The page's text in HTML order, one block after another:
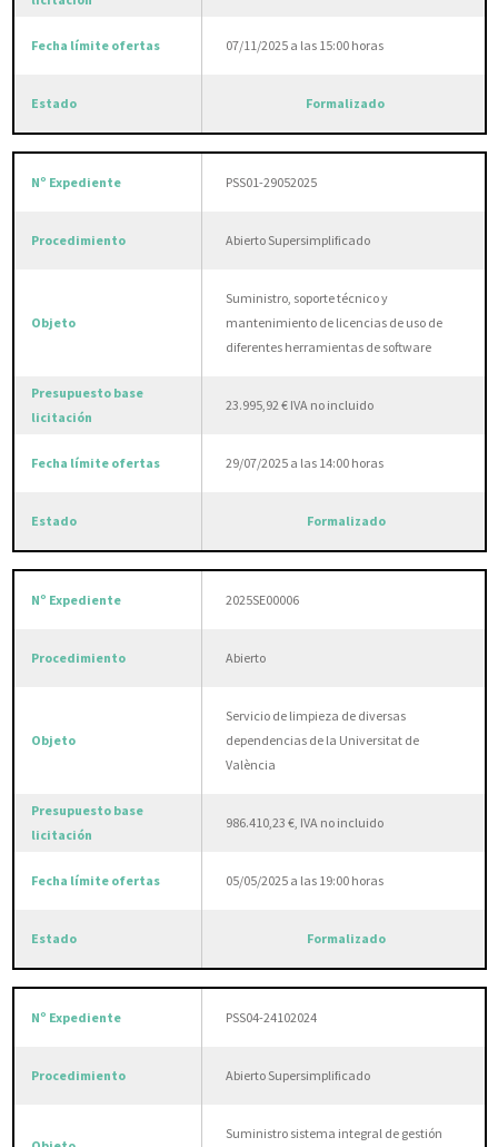
07/11/2025 a las 15:00 horas
Formalizado
PSS01-29052025
Abierto Supersimplificado
Suministro, soporte técnico y
mantenimiento de licencias de uso de
diferentes herramientas de software
23.995,92 € IVA no incluido
29/07/2025 a las 14:00 horas
Formalizado
2025SE00006
Abierto
Servicio de limpieza de diversas
dependencias de la Universitat de
València
986.410,23 €, IVA no incluido
05/05/2025 a las 19:00 horas
Formalizado
PSS04-24102024
Abierto Supersimplificado
Suministro sistema integral de gestión